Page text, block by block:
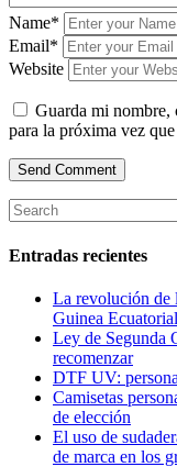
Name*
Email*
Website
Guarda mi nombre,
para la próxima vez
Entradas recientes
La revolución de
Guinea Ecuatorial
Ley de Segunda
recomenzar
DTF UV:
Camisetas
de elección
El uso de
de marca en los